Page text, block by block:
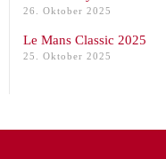
26. Oktober 2025
Le Mans Classic 2025
25. Oktober 2025